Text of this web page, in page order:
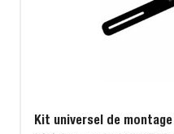
Kit universel de